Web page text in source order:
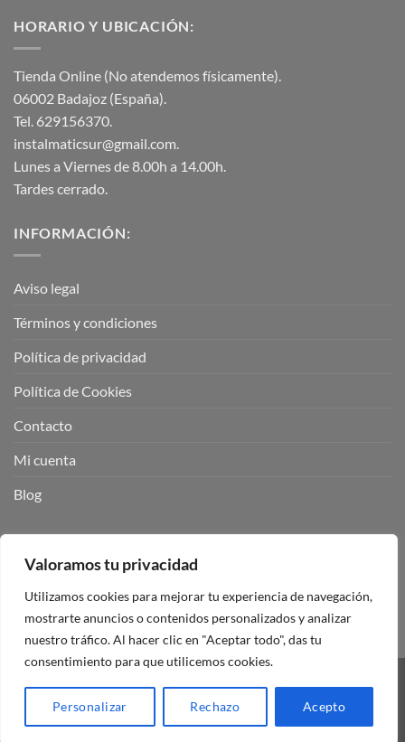
Valoramos tu privacidad
Utilizamos cookies para mejorar tu experiencia de navegación,
mostrarte anuncios o contenidos personalizados y analizar
nuestro tráfico. Al hacer clic en "Aceptar todo", das tu
consentimiento para que utilicemos cookies.
Personalizar Rechazo Acepto
HORARIO Y UBICACIÓN:
Tienda Online (No atendemos físicamente).
06002 Badajoz (España).
Tel. 629156370.
instalmaticsur@gmail.com.
Lunes a Viernes de 8.00h a 14.00h.
Tardes cerrado.
INFORMACIÓN:
Aviso legal
Términos y condiciones
Política de privacidad
Política de Cookies
Contacto
Mi cuenta
Blog
Visa PayPal Stripe MasterCard
Copyright 2026 ©Mando Garaje Universal Tienda Online España.